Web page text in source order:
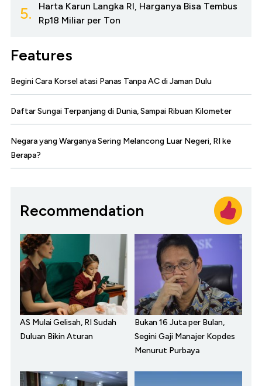
5.
Harta Karun Langka RI, Harganya Bisa Tembus
Rp18 Miliar per Ton
Features
Begini Cara Korsel atasi Panas Tanpa AC di Jaman Dulu
Daftar Sungai Terpanjang di Dunia, Sampai Ribuan Kilometer
Negara yang Warganya Sering Melancong Luar Negeri, RI ke
Berapa?
Recommendation
AS Mulai Gelisah, RI Sudah
Duluan Bikin Aturan
Bukan 16 Juta per Bulan,
Segini Gaji Manajer Kopdes
Menurut Purbaya